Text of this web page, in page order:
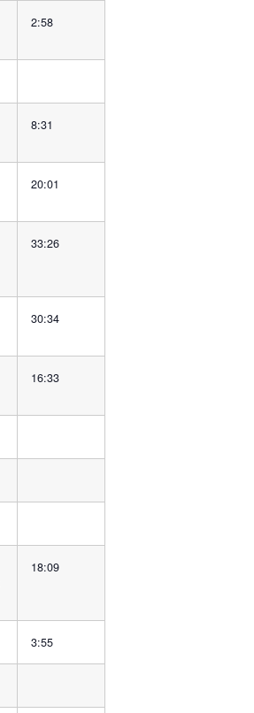
2:58
8:31
20:01
33:26
30:34
16:33
18:09
3:55